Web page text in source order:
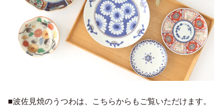
■波佐見焼のうつわは、こちらからもご覧いただけます。